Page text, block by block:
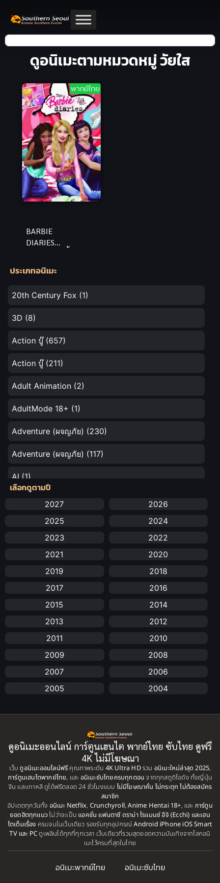
ดูอนิเมะตามหมวดหมู่ วัยใส
พากย์ไทย
BARBIE
DIARIES
ใส พากย์ไทย
ประเภทอนิเมะ
20th Century Fox (1)
3D (8)
Action บู๊(657)
Action บู๊(211)
Adult Animation (2)
AdultMode 18+ (1)
Adventure (ผจญภัย) (230)
Adventure (ผจญภัย) (117)
AI (1)
Amazon Prime
Anal (ประตูหลัง)
Animation การ์ตูน
Animation อนิเมะ
Animation แอนิเมชั่น
(25)
BBC(1)
Big tits (นมใหญ่)(19)
Biography
Bitch (ผู้หญิงร่าน)(1)
Blackmail (ข่มขู่) (1)
เลือกดูตามปี
2027
2026
2025
2024
2023
2022
2021
2020
2019
2018
2017
2016
2015
2014
2013
2012
2011
2010
2009
2008
2007
2006
2005
2004
1999
1998
1995
1993
1992
1991
1990
1989
1988
1987
1981
1980
ดูอนิเมะออนไลน์ การ์ตูนเฮนไต พากย์ไทย ซับไทย ดูฟรี
4K ไม่มีโฆษณา
เว็บดูอนิเมะออนไลน์ฟรี คุณภาพระดับ 4K Ultra HDรวม อนิเมะใหม่ล่าสุด 2025,
การ์ตูนเฮนไตพากย์ไทย, และ อนิเมะซับไทยครบทุกตอน จากทุกสตูดิโอดัง ทั้งญี่ปุ่น
จีน และเกาหลี ดูได้ฟรีตลอด 24 ชั่วโมงแบบ ไม่มีโฆษณาคั่น ไม่กระตุก ไม่ต้องสมัคร
สมาชิก
อัปเดตทุกวันทั้ง อนิเมะ Netflix, Crunchyroll,Anime Hentai 18+, และ การ์ตูน
ยอดฮิตทุกแนวไม่ว่าจะเป็น แอคชั่น แฟนตาซี ดราม่า โรแมนซ์ อีจิ (Ecchi) และเฮน
ไตเต็มเรื่อง ครบจบในเว็บเดียว รองรับทุกอุปกรณ์Android iPhone iOS Smart
TV และ PCดูเพลินได้ทุกที่ทุกเวลา เว็บเดียวที่รวมสุดยอดความบันเทิงจากโลกอนิ
เมะไว้ครบที่สุดในไทย
อนิเมะพากย์ไทย อนิเมะซับไทย